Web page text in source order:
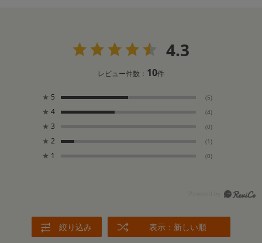
4.3
レビュー件数： 10件
★ 5 (5)
★ 4 (4)
★ 3 (0)
★ 2 (1)
★ 1 (0)
絞り込み 表示：新しい順